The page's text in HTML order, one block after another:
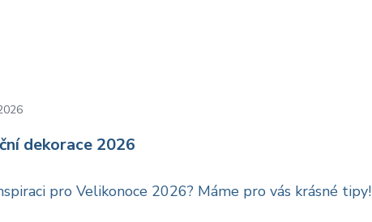
dekorace 2026
pro Velikonoce 2026? Máme pro vás krásné tipy!